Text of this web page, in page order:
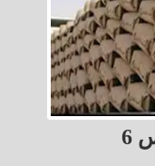
أسعار الأسمنت اليوم الخميس 6